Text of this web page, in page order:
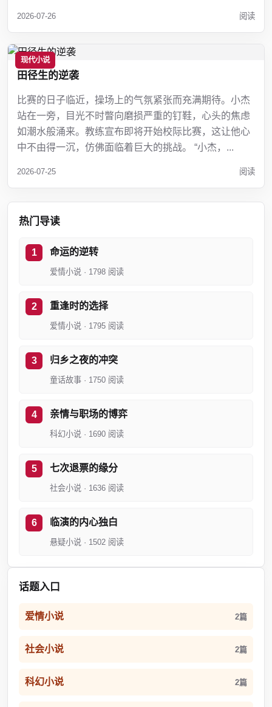
2026-07-26 阅读
现代小说
田径生的逆袭
比赛的日子临近，操场上的气氛紧张而充满期待。小杰
站在一旁，目光不时瞥向磨损严重的钉鞋，心头的焦虑
如潮水般涌来。教练宣布即将开始校际比赛，这让他心
中不由得一沉，仿佛面临着巨大的挑战。 “小杰，...
2026-07-25 阅读
热门导读
命运的逆转
爱情小说 · 1798 阅读
重逢时的选择
爱情小说 · 1795 阅读
归乡之夜的冲突
童话故事 · 1750 阅读
亲情与职场的博弈
科幻小说 · 1690 阅读
七次退票的缘分
社会小说 · 1636 阅读
临演的内心独白
悬疑小说 · 1502 阅读
话题入口
爱情小说 2篇
社会小说 2篇
科幻小说 2篇